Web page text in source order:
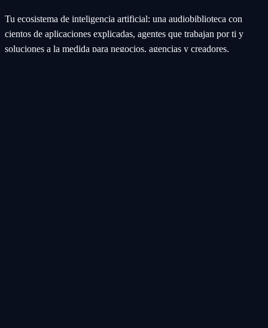
Tu ecosistema de inteligencia artificial: una audiobiblioteca con
cientos de aplicaciones explicadas, agentes que trabajan por ti y
soluciones a la medida para negocios, agencias y creadores.